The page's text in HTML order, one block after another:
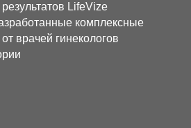
LifeVize
комплексные
врачей гинекологов